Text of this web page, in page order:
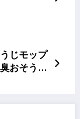
じモップ
おそうじ